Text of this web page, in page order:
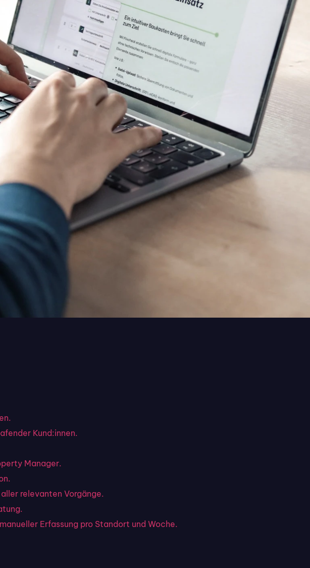
Kund:innen.
Manager.
relevanten Vorgänge.
Erfassung pro Standort und Woche.
mit geringen oder keinen
stellt eine Alternative zu kostspieligen
Entwickler:innen dar. Mit Low-
sowie mit Drag-and-Drop und wenig
Beitrag stellen wir 10 Low-Code-
Plattformen
sei.